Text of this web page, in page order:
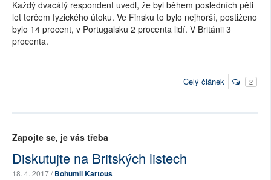
Každý dvacátý respondent uvedl, že byl během posledních pěti
let terčem fyzického útoku. Ve Finsku to bylo nejhorší, postiženo
bylo 14 procent, v Portugalsku 2 procenta lidí. V Británii 3
procenta.
Celý článek 2
Zapojte se, je vás třeba
Diskutujte na Britských listech
18. 4. 2017 /Bohumil Kartous